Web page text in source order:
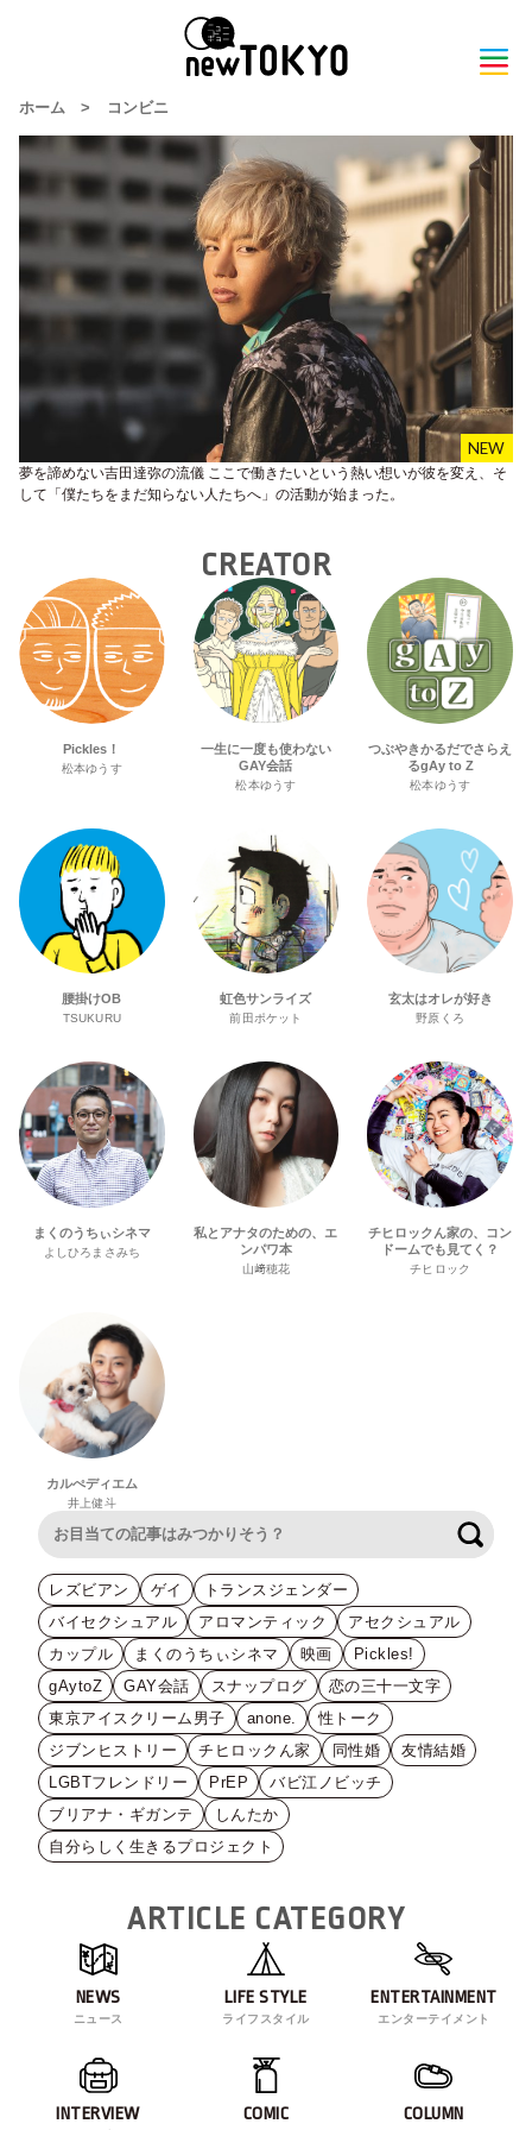
ホーム > コンビニ
夢を諦めない吉田達弥の流儀 ここで働きたいという熱い想いが彼を変え、そ
して「僕たちをまだ知らない人たちへ」の活動が始まった。
CREATOR
Pickles！
松本ゆうす
一生に一度も使わない
GAY会話
松本ゆうす
つぶやきかるだでさらえ
るgAy to Z
松本ゆうす
腰掛けOB
TSUKURU
虹色サンライズ
前田ポケット
玄太はオレが好き
野原くろ
まくのうちぃシネマ
よしひろまさみち
私とアナタのための、エ
ンパワ本
山﨑穂花
チヒロックん家の、コン
ドームでも見てく？
チヒロック
カルぺディエム
井上健斗
レズビアン ゲイ
トランスジェンダー
バイセクシュアル
アロマンティック
アセクシュアル
カップル
まくのうちぃシネマ 映画
Pickles!
gAytoZ
GAY会話 スナップログ
恋の三十一文字
東京アイスクリーム男子
anone.
性トーク
ジブンヒストリー
チヒロックん家 同性婚
友情結婚
LGBTフレンドリー
PrEP
バビ江ノビッチ
ブリアナ・ギガンテ
しんたか
自分らしく生きるプロジェクト
ARTICLE CATEGORY
NEWS
ニュース
LIFE STYLE
ライフスタイル
ENTERTAINMENT
エンターテイメント
INTERVIEW COMIC COLUMN